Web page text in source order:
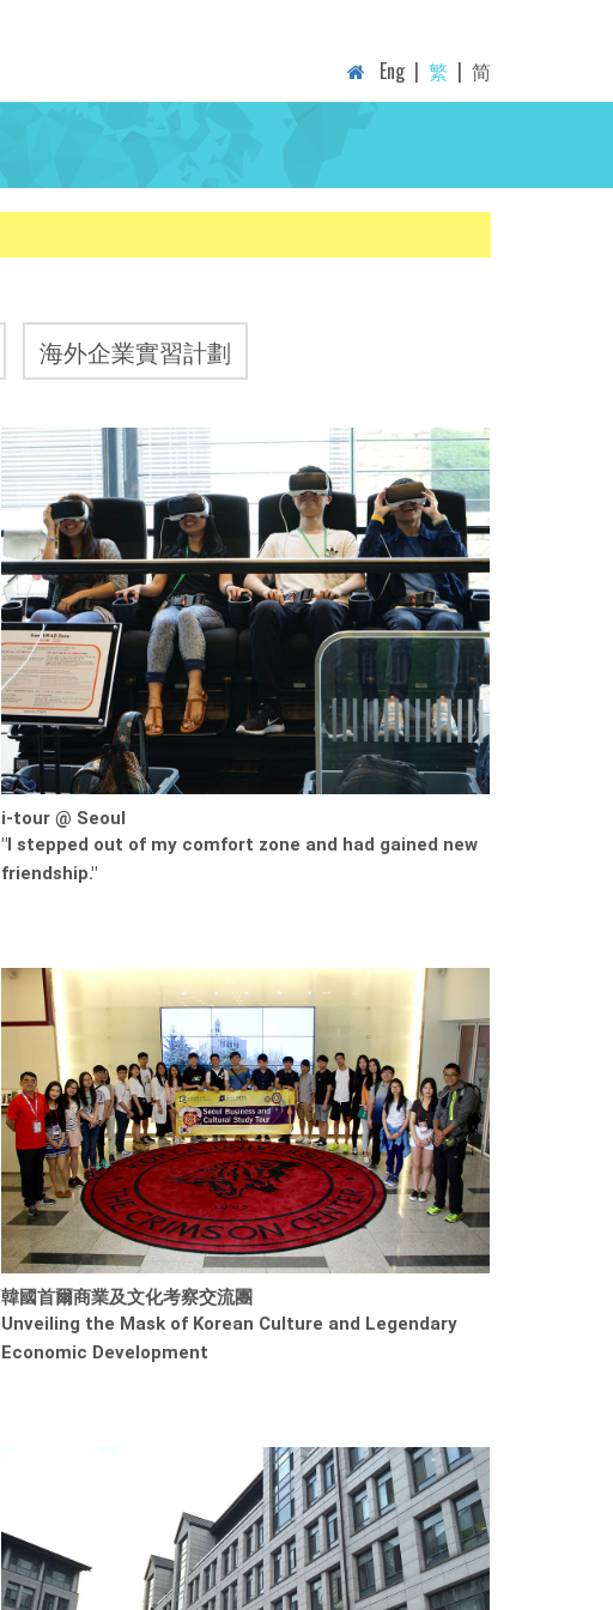
Eng | 繁 | 简
海外企業實習計劃
i-tour @ Seoul
"I stepped out of my comfort zone and had gained new
friendship."
韓國首爾商業及文化考察交流團
Unveiling the Mask of Korean Culture and Legendary
Economic Development